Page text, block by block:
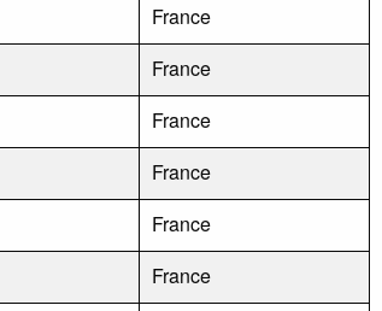
France
France
France
France
France
France